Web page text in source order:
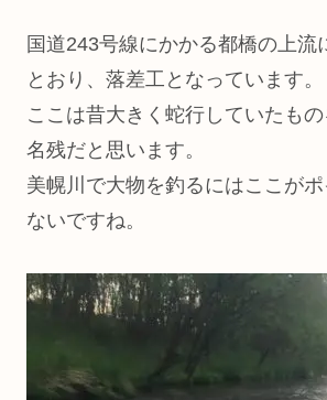
国道243号線にかかる都橋の上流
とおり、落差工となっています。
ここは昔大きく蛇行していたも
名残だと思います。
美幌川で大物を釣るにはここが
ないですね。